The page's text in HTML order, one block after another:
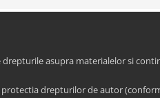
drepturile asupra materialelor si
drepturilor de autor